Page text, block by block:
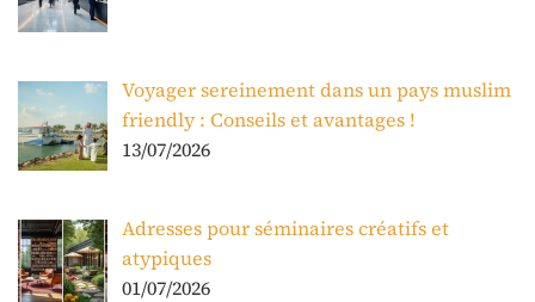
Voyager sereinement dans un pays muslim
friendly : Conseils et avantages !
13/07/2026
Adresses pour séminaires créatifs et
atypiques
01/07/2026